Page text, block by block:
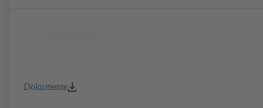
Dokumente